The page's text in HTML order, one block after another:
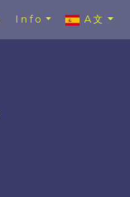
Info A文